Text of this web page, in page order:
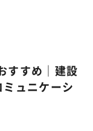
すすめ｜建設
ュニケーシ